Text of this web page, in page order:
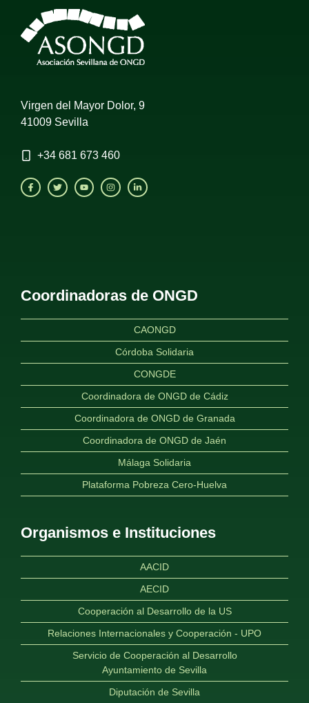
Virgen del Mayor Dolor, 9
41009 Sevilla
+34 681 673 460
Coordinadoras de ONGD
CAONGD
Córdoba Solidaria
CONGDE
Coordinadora de ONGD de Cádiz
Coordinadora de ONGD de Granada
Coordinadora de ONGD de Jaén
Málaga Solidaria
Plataforma Pobreza Cero-Huelva
Organismos e Instituciones
AACID
AECID
Cooperación al Desarrollo de la US
Relaciones Internacionales y Cooperación - UPO
Servicio de Cooperación al Desarrollo
Ayuntamiento de Sevilla
Diputación de Sevilla